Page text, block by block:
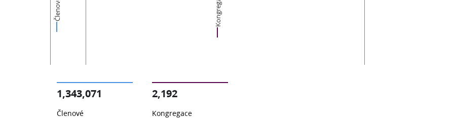
Členové Kongregace
1,343,071
Členové
2,192
Kongregace